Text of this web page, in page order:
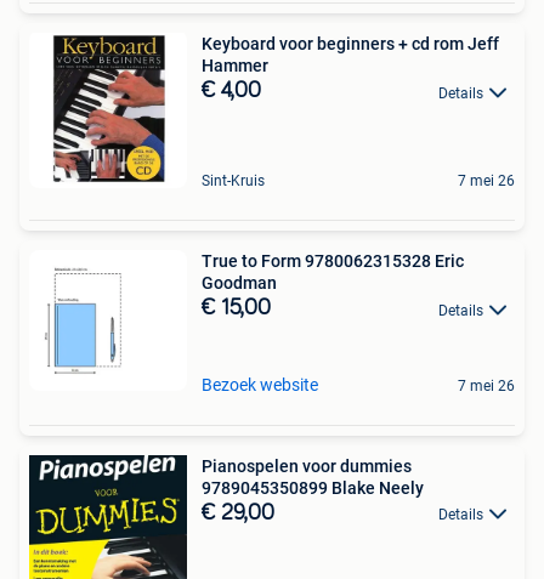
Keyboard voor beginners + cd rom Jeff
Hammer
€ 4,00 Details
Sint-Kruis 7 mei 26
True to Form 9780062315328 Eric
Goodman
€ 15,00 Details
Bezoek website 7 mei 26
Pianospelen voor dummies
9789045350899 Blake Neely
€ 29,00 Details